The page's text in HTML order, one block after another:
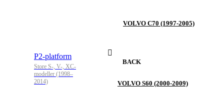
VOLVO C70 (1997-2005)
P2-platform
Store S-, V-, XC-
modeller (1998–
2014)
BACK
VOLVO S60 (2000-2009)